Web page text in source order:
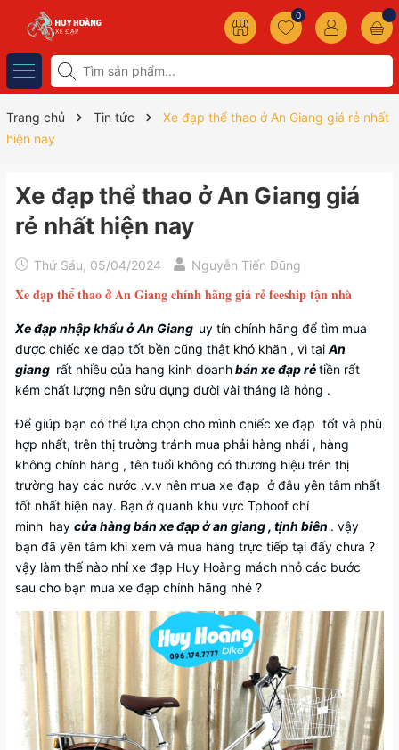
0
Trang chủ Tin tức
Xe đạp thể thao ở An Giang giá rẻ nhất
hiện nay
Xe đạp thể thao ở An Giang giá
rẻ nhất hiện nay
Thứ Sáu, 05/04/2024 Nguyễn Tiến Dũng
Xe đạp thể thao ở An Giang chính hãng giá rẻ feeship tận nhà
Xe đạp nhập khẩu ở An Giang uy tín chính hãng để tìm mua
được chiếc xe đạp tốt bền cũng thật khó khăn , vì tại An
giang rất nhiều của hang kinh doanhbán xe đạp rẻtiền rất
kém chất lượng nên sửu dụng đười vài tháng là hỏng .
Để giúp bạn có thể lựa chọn cho mình chiếc xe đạp tốt và phù
hợp nhất, trên thị trường tránh mua phải hàng nhái , hàng
không chính hãng , tên tuổi không có thương hiệu trên thị
trường hay các nước .v.v nên mua xe đạp ở đâu yên tâm nhất
tốt nhất hiện nay. Bạn ở quanh khu vực Tphoof chí
minh hay cửa hàng bán xe đạp ở an giang , tịnh biên . vậy
bạn đã yên tâm khi xem và mua hàng trực tiếp tại đấy chưa ?
vậy làm thế nào nhỉ xe đạp Huy Hoàng mách nhỏ các bước
sau cho bạn mua xe đạp chính hãng nhé ?